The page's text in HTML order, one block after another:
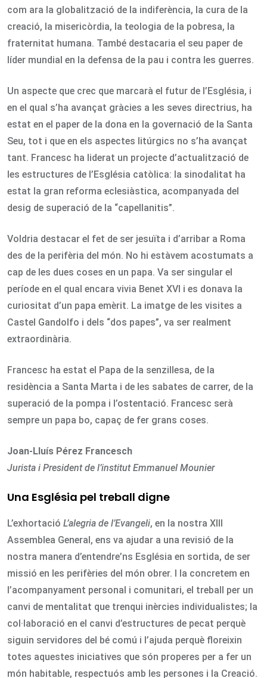
com ara la globalització de la indiferència, la cura de la
creació, la misericòrdia, la teologia de la pobresa, la
fraternitat humana. També destacaria el seu paper de
líder mundial en la defensa de la pau i contra les guerres.
Un aspecte que crec que marcarà el futur de l’Església, i
en el qual s’ha avançat gràcies a les seves directrius, ha
estat en el paper de la dona en la governació de la Santa
Seu, tot i que en els aspectes litúrgics no s’ha avançat
tant. Francesc ha liderat un projecte d’actualització de
les estructures de l’Església catòlica: la sinodalitat ha
estat la gran reforma eclesiàstica, acompanyada del
desig de superació de la “capellanitis”.
Voldria destacar el fet de ser jesuïta i d’arribar a Roma
des de la perifèria del món. No hi estàvem acostumats a
cap de les dues coses en un papa. Va ser singular el
període en el qual encara vivia Benet XVI i es donava la
curiositat d’un papa emèrit. La imatge de les visites a
Castel Gandolfo i dels “dos papes”, va ser realment
extraordinària.
Francesc ha estat el Papa de la senzillesa, de la
residència a Santa Marta i de les sabates de carrer, de la
superació de la pompa i l’ostentació. Francesc serà
sempre un papa bo, capaç de fer grans coses.
Joan-Lluís Pérez Francesch
Jurista i President de l’institut Emmanuel Mounier
Una Església pel treball digne
L’exhortació L’alegria de l’Evangeli, en la nostra XIII
Assemblea General, ens va ajudar a una revisió de la
nostra manera d’entendre’ns Església en sortida, de ser
missió en les perifèries del món obrer. I la concretem en
l’acompanyament personal i comunitari, el treball per un
canvi de mentalitat que trenqui inèrcies individualistes; la
col·laboració en el canvi d’estructures de pecat perquè
siguin servidores del bé comú i l’ajuda perquè floreixin
totes aquestes iniciatives que són properes per a fer un
món habitable, respectuós amb les persones i la Creació.